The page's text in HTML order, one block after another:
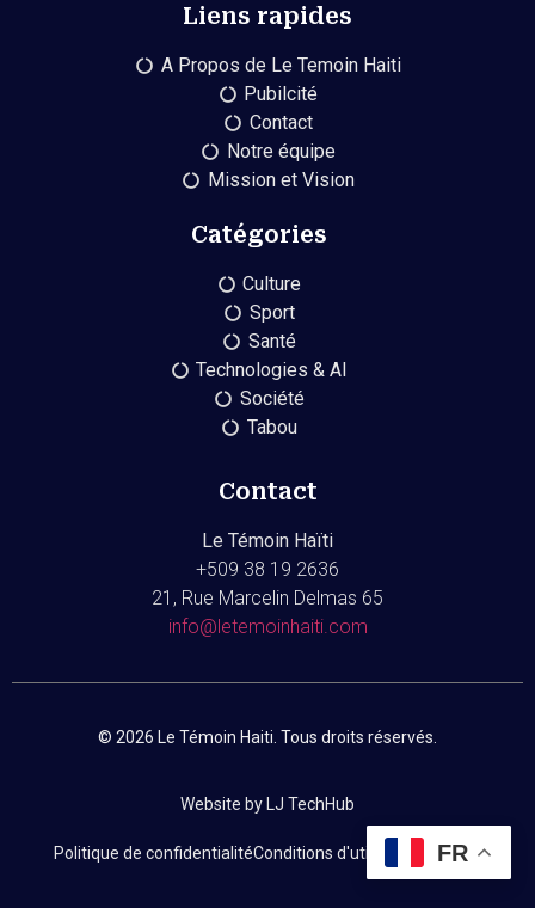
Liens rapides
A Propos de Le Temoin Haiti
Pubilcité
Contact
Notre équipe
Mission et Vision
Catégories
Culture
Sport
Santé
Technologies & AI
Société
Tabou
Contact
Le Témoin Haïti
+509 38 19 2636
21, Rue Marcelin Delmas 65
info@letemoinhaiti.com
© 2026 Le Témoin Haiti. Tous droits réservés.
Website by LJ TechHub
Politique de confidentialitéConditions d'utilisation Contact
FR